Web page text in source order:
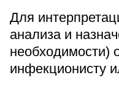
Для
анализа и
необходимости)
инфекционисту